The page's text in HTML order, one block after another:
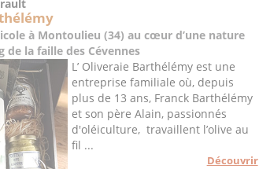
à Montoulieu (34) au cœur d’une nature
de la faille des Cévennes
L’ Oliveraie Barthélémy est une
entreprise familiale où, depuis
plus de 13 ans, Franck Barthélémy
et son père Alain, passionnés
d'oléiculture, travaillent l’olive au
fil ...
Découvrir